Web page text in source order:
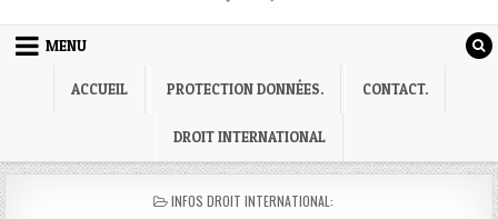
MENU
ACCUEIL PROTECTION DONNÉES. CONTACT.
DROIT INTERNATIONAL
POSTED
INFOS DROIT INTERNATIONAL: